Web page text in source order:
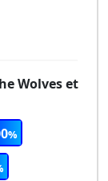
Wolves et